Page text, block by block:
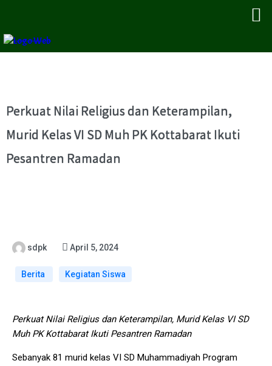
Perkuat Nilai Religius dan Keterampilan,
Murid Kelas VI SD Muh PK Kottabarat Ikuti
Pesantren Ramadan
sdpk April 5, 2024
Berita Kegiatan Siswa
Perkuat Nilai Religius dan Keterampilan, Murid Kelas VI SD
Muh PK Kottabarat Ikuti Pesantren Ramadan
Sebanyak 81 murid kelas VI SD Muhammadiyah Program